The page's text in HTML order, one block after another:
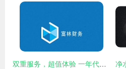
双重服务，超值体验 一年代理记账1999元，专业广告设计助您腾飞